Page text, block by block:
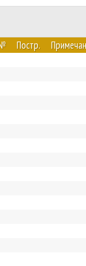
Постр.